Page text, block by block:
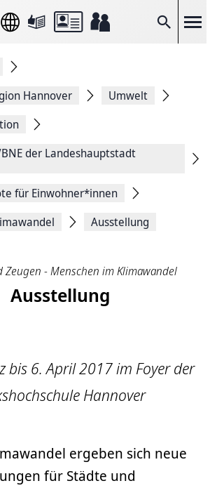
Suche
Hannover
Umwelt
der Landeshauptstadt
für Einwohner*innen
Ausstellung
Zeugen - Menschen im Klimawandel
Ausstellung
bis 6. April 2017 im Foyer der
Hannover
ergeben sich neue
für Städte und